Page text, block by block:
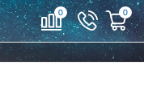
0 0
ДОСТАВИМ ПО ВСЕЙ